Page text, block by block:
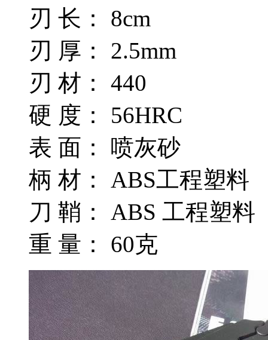
刃 长： 8cm
刃 厚： 2.5mm
刃 材： 440
硬 度： 56HRC
表 面： 喷灰砂
柄 材： ABS工程塑料
刀 鞘： ABS 工程塑料
重 量： 60克